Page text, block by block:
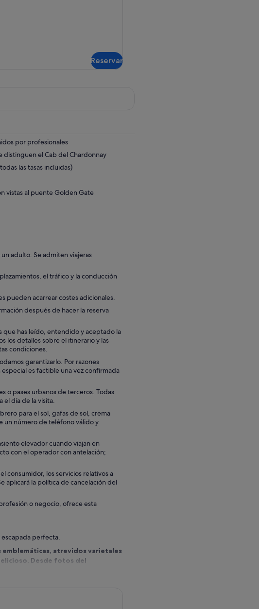
Reservar
por profesionales
distinguen el Cab del Chardonnay
las tasas incluidas)
vistas al puente Golden Gate
adulto. Se admiten viajeras
el tráfico y la conducción
pueden acarrear costes adicionales.
después de hacer la reserva
que has leído, entendido y aceptado la
los detalles sobre el itinerario y las
condiciones.
garantizarlo. Por razones
es factible una vez confirmada
o pases urbanos de terceros. Todas
el día de la visita.
para el sol, gafas de sol, crema
un número de teléfono válido y
elevador cuando viajan en
con el operador con antelación;
consumidor, los servicios relativos a
aplicará la política de cancelación del
o negocio, ofrece esta
escapada perfecta.
atrevidos varietales
Desde fotos del
que merece la pena a